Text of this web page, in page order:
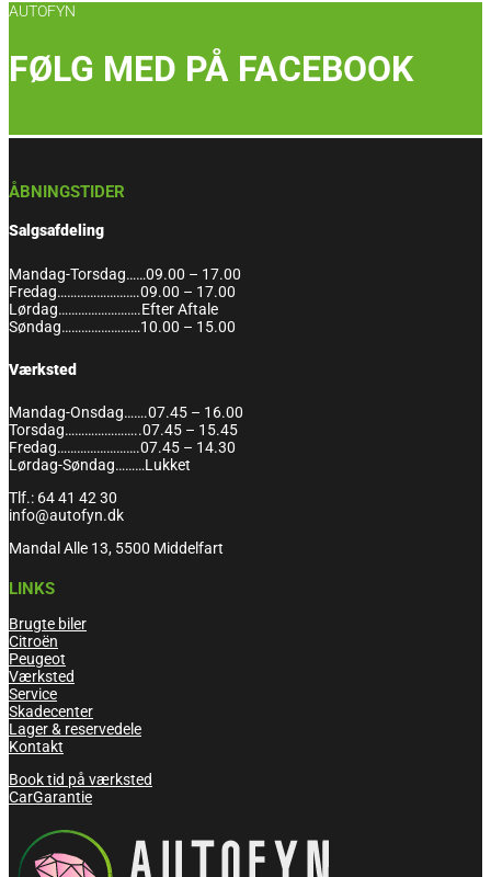
AUTOFYN
FØLG MED PÅ FACEBOOK
ÅBNINGSTIDER
Salgsafdeling
Mandag-Torsdag……09.00 – 17.00
Fredag…………………….09.00 – 17.00
Lørdag…………………….Efter Aftale
Søndag……………………10.00 – 15.00
Værksted
Mandag-Onsdag…….07.45 – 16.00
Torsdag…………………..07.45 – 15.45
Fredag…………………….07.45 – 14.30
Lørdag-Søndag………Lukket
Tlf.: 64 41 42 30
info@autofyn.dk
Mandal Alle 13, 5500 Middelfart
LINKS
Brugte biler
Citroën
Peugeot
Værksted
Service
Skadecenter
Lager & reservedele
Kontakt
Book tid på værksted
CarGarantie